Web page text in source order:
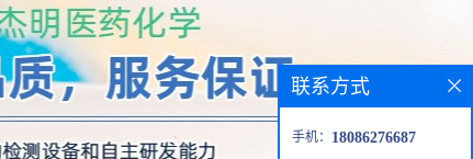
联系方式
手机： 18086276687